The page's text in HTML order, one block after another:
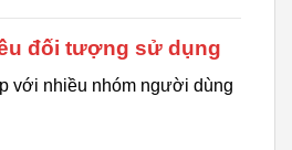
đối tượng sử dụng
với nhiều nhóm người dùng